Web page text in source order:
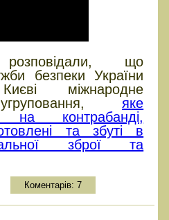
що
безпеки України
міжнародне
яке
на контрабанді,
та збуті в
зброї та
Коментарів: 7